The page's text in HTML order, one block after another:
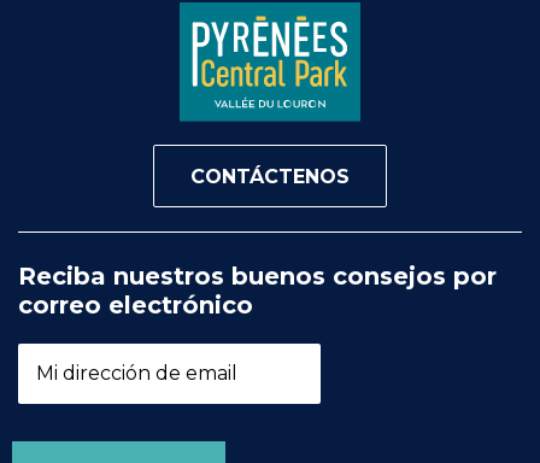
CONTÁCTENOS
Reciba nuestros buenos consejos por
correo electrónico